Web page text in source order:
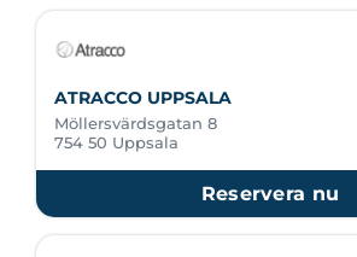
ATRACCO UPPSALA
Möllersvärdsgatan 8
754 50 Uppsala
Reservera nu